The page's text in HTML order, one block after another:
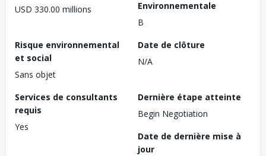
USD 330.00 millions
Environnementale
B
Risque environnemental
et social
Sans objet
Date de clôture
N/A
Services de consultants
requis
Yes
Dernière étape atteinte
Begin Negotiation
Date de dernière mise à
jour